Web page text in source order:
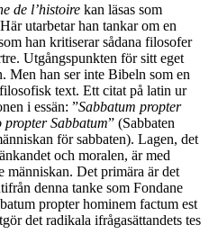
de l’histoire kan läsas som
utarbetar han tankar om en
han kritiserar sådana filosofer
Utgångspunkten för sitt eget
Men han ser inte Bibeln som en
text. Ett citat på latin ur
i essän: ”Sabbatum propter
propter Sabbatum” (Sabbaten
för sabbaten). Lagen, det
och moralen, är med
människan. Det primära är det
denna tanke som Fondane
propter hominem factum est
det radikala ifrågasättandets tes